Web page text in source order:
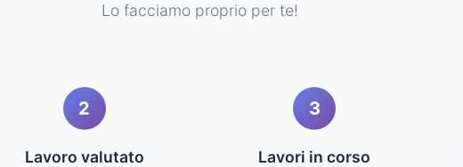
Lo facciamo proprio per te!
2
Lavoro valutato
3
Lavori in corso